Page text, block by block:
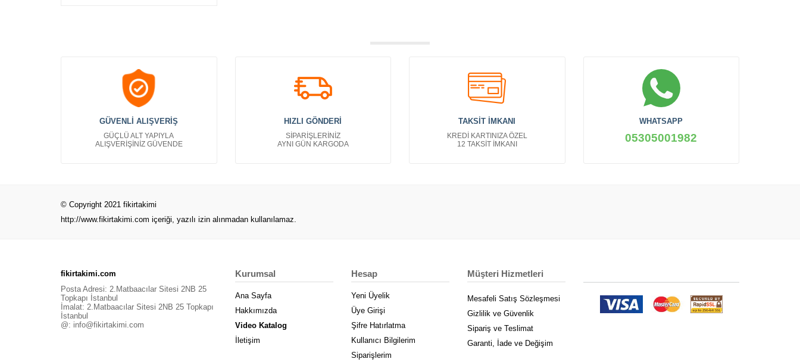
Av Malzemeleri Kartvizit
Ayakkabıcı Kartvizitleri Bayan
Çanta Kartvizit
Bayan Giyim Kartvizit
Denizcilik Kartvizit
Gıda Kartvizit
Güvenlik Kartvizit
İnşaat Kartvizitleri
İnsan Kaynakları Kartvizit
Kafeterya Restaurant Kartvizit
Kyani Kartvizitleri
GÜVENLİ ALIŞVERİŞ
GÜÇLÜ ALT YAPIYLA
ALIŞVERİŞİNİZ GÜVENDE
HIZLI GÖNDERİ
SİPARİŞLERİNİZ
AYNI GÜN KARGODA
TAKSİT İMKANI
KREDİ KARTINIZA ÖZEL
12 TAKSİT İMKANI
WHATSAPP
05305001982
© Copyright 2021 fikirtakimi
http://www.fikirtakimi.com içeriği, yazılı izin alınmadan kullanılamaz.
fikirtakimi.com
Posta Adresi: 2.Matbaacılar Sitesi 2NB 25
Topkapı İstanbul
İmalat: 2.Matbaacılar Sitesi 2NB 25 Topkapı
İstanbul
@: info@fikirtakimi.com
Kurumsal
Ana Sayfa
Hakkımızda
Video Katalog
İletişim
Hesap
Yeni Üyelik
Üye Girişi
Şifre Hatırlatma
Kullanıcı Bilgilerim
Siparişlerim
Müşteri Hizmetleri
Mesafeli Satış Sözleşmesi
Gizlilik ve Güvenlik
Sipariş ve Teslimat
Garanti, İade ve Değişim